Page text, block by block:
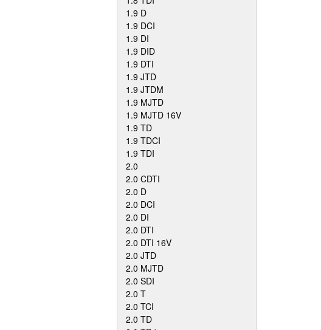
1.9 D
1.9 DCI
1.9 DI
1.9 DID
1.9 DTI
1.9 JTD
1.9 JTDM
1.9 MJTD
1.9 MJTD 16V
1.9 TD
1.9 TDCI
1.9 TDI
2.0
2.0 CDTI
2.0 D
2.0 DCI
2.0 DI
2.0 DTI
2.0 DTI 16V
2.0 JTD
2.0 MJTD
2.0 SDI
2.0 T
2.0 TCI
2.0 TD